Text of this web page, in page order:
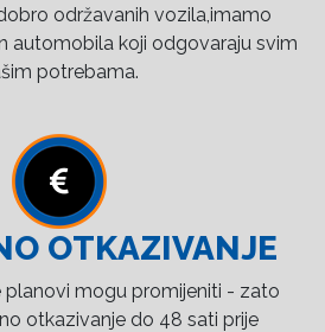
održavanih vozila,imamo
automobila koji odgovaraju svim
potrebama.
OTKAZIVANJE
planovi mogu promijeniti - zato
otkazivanje do 48 sati prije